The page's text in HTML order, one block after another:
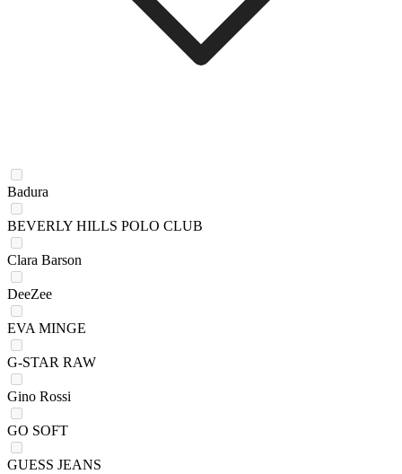
Badura
BEVERLY HILLS POLO CLUB
Clara Barson
DeeZee
EVA MINGE
G-STAR RAW
Gino Rossi
GO SOFT
GUESS JEANS